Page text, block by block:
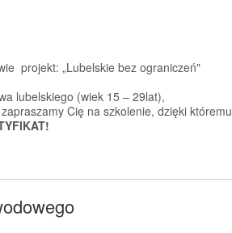
projekt: „Lubelskie bez ograniczeń"
lubelskiego (wiek 15 – 29lat),
Cię na szkolenie, dzięki któremu